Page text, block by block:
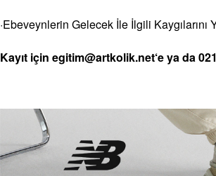
·Ebeveynlerin Gelecek İle İlgili Kaygılarını
Kayıt için egitim@artkolik.net‘e ya da